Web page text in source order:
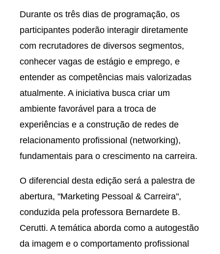
Durante os três dias de programação, os
participantes poderão interagir diretamente
com recrutadores de diversos segmentos,
conhecer vagas de estágio e emprego, e
entender as competências mais valorizadas
atualmente. A iniciativa busca criar um
ambiente favorável para a troca de
experiências e a construção de redes de
relacionamento profissional (networking),
fundamentais para o crescimento na carreira.
O diferencial desta edição será a palestra de
abertura, "Marketing Pessoal & Carreira",
conduzida pela professora Bernardete B.
Cerutti. A temática aborda como a autogestão
da imagem e o comportamento profissional